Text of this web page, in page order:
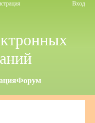
Вход
Форум